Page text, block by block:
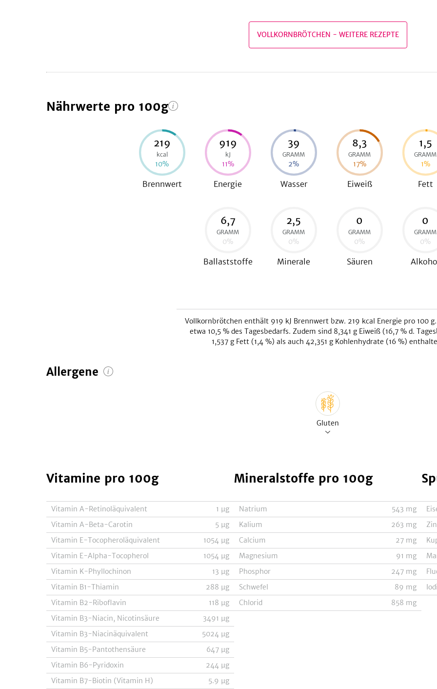
VOLLKORNBRÖTCHEN - WEITERE REZEPTE
Nährwerte pro 100g
219
kcal
10%
Brennwert
919
kJ
11%
Energie
39
GRAMM
2%
Wasser
8,3
GRAMM
17%
Eiweiß
1,5
GRAMM
1%
Fett
6,7
GRAMM
0%
Ballaststoffe
2,5
GRAMM
0%
Minerale
0
GRAMM
0%
Säuren
0
GRAMM
0%
Alkohol
Vollkornbrötchen enthält 919 kJ Brennwert bzw. 219 kcal Energie pro 100
etwa 10,5 % des Tagesbedarfs. Zudem sind 8,341 g Eiweiß (16,7 % d.
1,537 g Fett (1,4 %) als auch 42,351 g Kohlenhydrate (16 %)
Allergene
Gluten
Vitamine pro 100g
Vitamin A-Retinoläquivalent 1 µg
Vitamin A-Beta-Carotin
5 µg
Vitamin E-Tocopheroläquivalent
1054 µg
Vitamin E-Alpha-Tocopherol
1054 µg
Vitamin K-Phyllochinon
13 µg
Vitamin B1-Thiamin
288 µg
Vitamin B2-Riboflavin
118 µg
Vitamin B3-Niacin, Nicotinsäure
3491 µg
Vitamin B3-Niacinäquivalent
5024 µg
Vitamin B5-Pantothensäure
647 µg
Vitamin B6-Pyridoxin
244 µg
Vitamin B7-Biotin (Vitamin H)
5.9 µg
Mineralstoffe pro 100g
Natrium 543 mg
Kalium
263 mg
Calcium
27 mg
Magnesium
91 mg
Phosphor
247 mg
Schwefel
89 mg
Chlorid
858 mg